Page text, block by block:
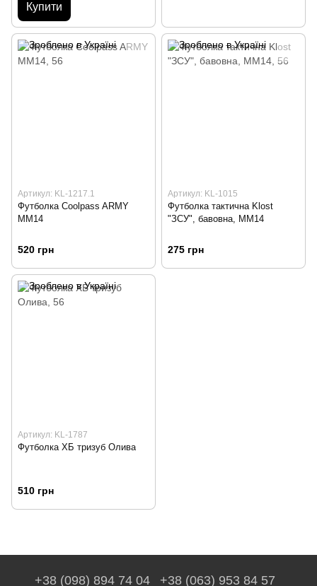
Купити
Артикул: KL-1217.1
Футболка Сoolpass ARMY
ММ14
520 грн
Артикул: KL-1015
Футболка тактична Klost
"ЗСУ", бавовна, MM14
275 грн
Артикул: KL-1787
Футболка ХБ тризуб Олива
510 грн
+38 (098) 894 74 04 +38 (063) 953 84 57